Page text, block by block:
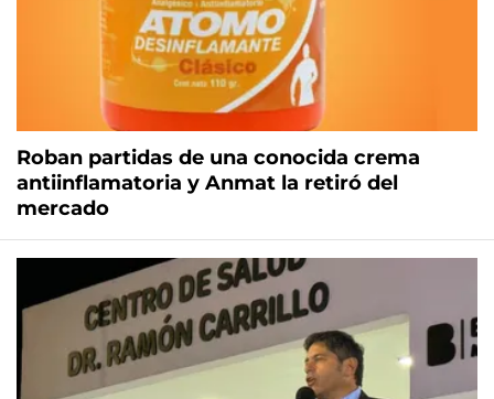
Roban partidas de una conocida crema
antiinflamatoria y Anmat la retiró del
mercado